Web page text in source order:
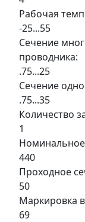
Рабочая
-25...55
Сечение
проводника:
.75...25
Сечение
.75...35
Количество
1
440
Проходное
50
Маркировка
69